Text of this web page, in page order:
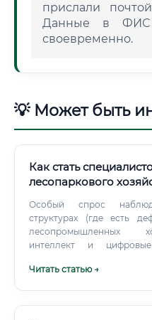
прислали
Данные в ФИС
своевременно.
💡 Может быть
Как стать
лесопаркового
Особый спрос
структурах (где есть
лесопромышленных
интеллект и
инструментами. ИИ
Читать статью →